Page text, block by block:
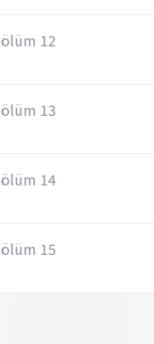
12
13
14
15